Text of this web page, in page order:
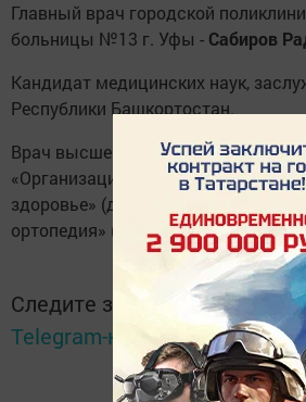
Главный врач городской
больницы №13 г. Уфы - Сабиров
Кандидат медицинских наук,
Республики Башкортостан.
Врач высшей категории по
«Организация здравоохранения и
здоровье» (до 02.12.2018 ),
ортопедия» (до 20.01.2017).
Следите за самым важным
Telegram-каналеТатмедиа